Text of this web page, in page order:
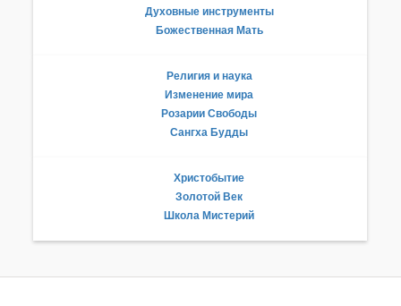
Духовные инструменты
Божественная Мать
Религия и наука
Изменение мира
Розарии Свободы
Сангха Будды
Христобытие
Золотой Век
Школа Мистерий